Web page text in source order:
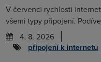
V červenci rychlosti
všemi typy připojení.
4. 8. 2026
připojení k internetu